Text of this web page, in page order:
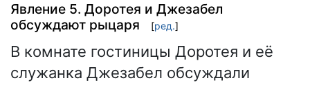
Явление 5. Доротея и Джезабел
обсуждают рыцаря
[ред.]
В комнате гостиницы Доротея и её
служанка Джезабел обсуждали